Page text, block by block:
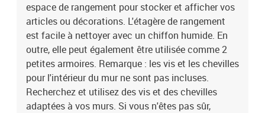
espace de rangement pour stocker et afficher vos
articles ou décorations. L'étagère de rangement
est facile à nettoyer avec un chiffon humide. En
outre, elle peut également être utilisée comme 2
petites armoires. Remarque : les vis et les chevilles
pour l'intérieur du mur ne sont pas incluses.
Recherchez et utilisez des vis et des chevilles
adaptées à vos murs. Si vous n'êtes pas sûr,